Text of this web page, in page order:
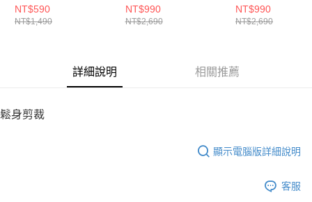
NT$590
NT$1,490
NT$990
NT$2,690
NT$990
NT$2,690
詳細說明 相關推薦
鬆身剪裁
顯示電腦版詳細說明
客服